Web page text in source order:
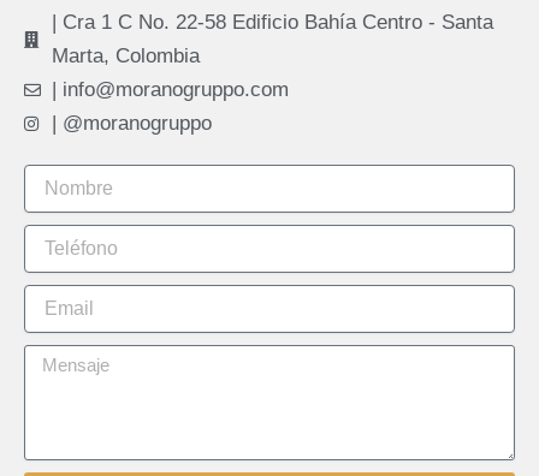
| Cra 1 C No. 22-58 Edificio Bahía Centro - Santa
Marta, Colombia
| info@moranogruppo.com
| @moranogruppo